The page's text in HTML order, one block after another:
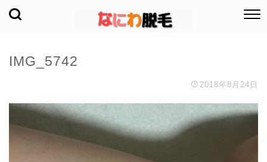
IMG_5742
2018年8月24日